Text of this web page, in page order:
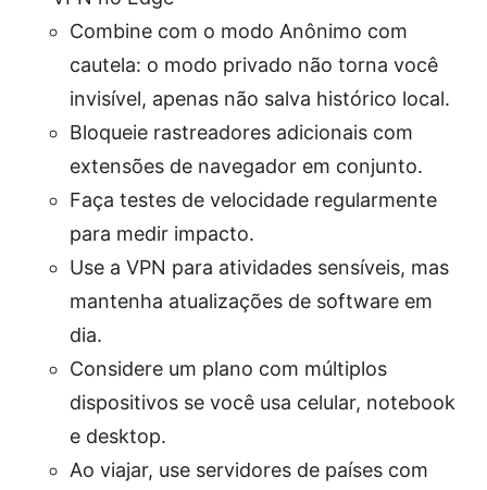
Combine com o modo Anônimo com
cautela: o modo privado não torna você
invisível, apenas não salva histórico local.
Bloqueie rastreadores adicionais com
extensões de navegador em conjunto.
Faça testes de velocidade regularmente
para medir impacto.
Use a VPN para atividades sensíveis, mas
mantenha atualizações de software em
dia.
Considere um plano com múltiplos
dispositivos se você usa celular, notebook
e desktop.
Ao viajar, use servidores de países com